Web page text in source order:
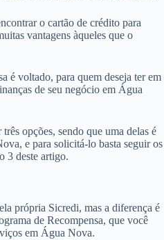
o cartão de crédito para
vantagens àqueles que o
é voltado, para quem deseja ter em
de seu negócio em Água
opções, sendo que uma delas é
e para solicitá-lo basta seguir os
3 deste artigo.
própria Sicredi, mas a diferença é
de Recompensa, que você
em Água Nova.